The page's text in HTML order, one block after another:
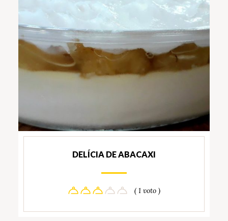
DELÍCIA DE ABACAXI
( 1 voto )